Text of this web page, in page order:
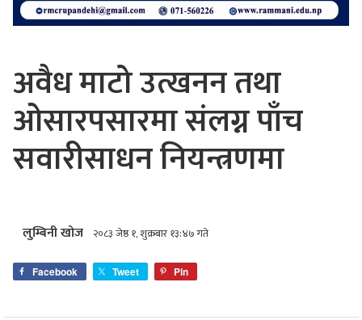
अवैध माटो उत्खनन तथा
ओसारपसारमा संलग्न पाँच
सवारीसाधन नियन्त्रणमा
लुम्बिनी खोज २०८३ जेष्ठ १, शुक्रबार १३:४७ गते
Facebook Tweet Pin